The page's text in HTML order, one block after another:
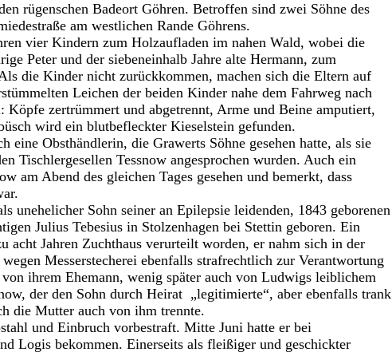
rügenschen Badeort Göhren. Betroffen sind zwei Söhne des
am westlichen Rande Göhrens.
vier Kindern zum Holzaufladen im nahen Wald, wobei die
Peter und der siebeneinhalb Jahre alte Hermann, zum
die Kinder nicht zurückkommen, machen sich die Eltern auf
Leichen der beiden Kinder nahe dem Fahrweg nach
zertrümmert und abgetrennt, Arme und Beine amputiert,
wird ein blutbefleckter Kieselstein gefunden.
eine Obsthändlerin, die Grawerts Söhne gesehen hatte, als sie
Tischlergesellen Tessnow angesprochen wurden. Auch ein
am Abend des gleichen Tages gesehen und bemerkt, dass
unehelicher Sohn seiner an Epilepsie leidenden, 1843 geborenen
Julius Tebesius in Stolzenhagen bei Stettin geboren. Ein
acht Jahren Zuchthaus verurteilt worden, er nahm sich in der
Messerstecherei ebenfalls strafrechtlich zur Verantwortung
ihrem Ehemann, wenig später auch von Ludwigs leiblichem
der den Sohn durch Heirat „legitimierte“, aber ebenfalls trank
die Mutter auch von ihm trennte.
und Einbruch vorbestraft. Mitte Juni hatte er bei
Logis bekommen. Einerseits als fleißiger und geschickter